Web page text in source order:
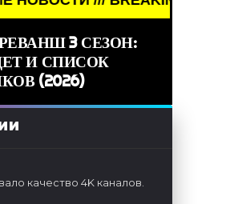
0
3 СЕЗОН:
И СПИСОК
(2026)
качество 4K каналов.